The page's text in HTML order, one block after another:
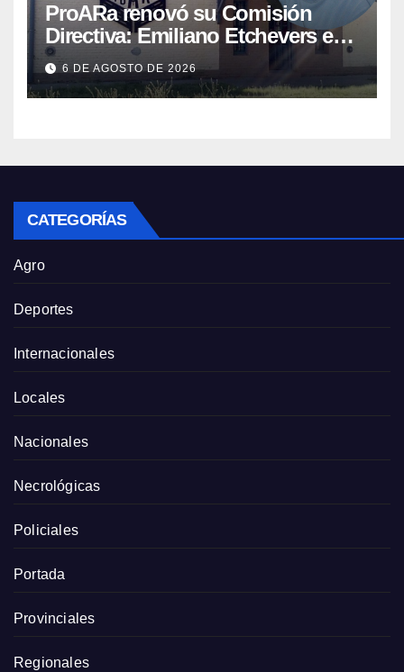
ProARa renovó su Comisión
Directiva: Emiliano Etchevers es
el nuevo Presidente de la entidad
6 DE AGOSTO DE 2026
CATEGORÍAS
Agro
Deportes
Internacionales
Locales
Nacionales
Necrológicas
Policiales
Portada
Provinciales
Regionales